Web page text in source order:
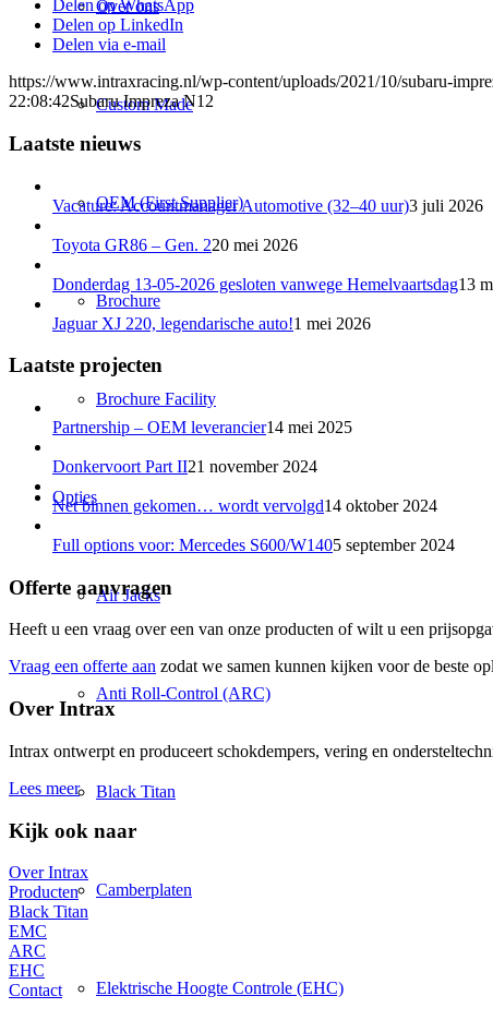
Over ons
Custom Made
OEM (First Supplier)
Brochure
Brochure Facility
Opties
Air Jacks
Anti Roll-Control (ARC)
Black Titan
Camberplaten
Elektrische Hoogte Controle (EHC)
Delen op WhatsApp
Delen op LinkedIn
Delen via e-mail
https://www.intraxracing.nl/wp-content/uploads/2021/10/subaru-
22:08:42Subaru Impreza N12
Laatste nieuws
Vacature: Accountmanager Automotive (32–40 uur)3 juli 2026
Toyota GR86 – Gen. 220 mei 2026
Donderdag 13-05-2026 gesloten vanwege Hemelvaartsdag13
Jaguar XJ 220, legendarische auto!1 mei 2026
Laatste projecten
Partnership – OEM leverancier14 mei 2025
Donkervoort Part II21 november 2024
Net binnen gekomen… wordt vervolgd14 oktober 2024
Full options voor: Mercedes S600/W1405 september 2024
Offerte aanvragen
Heeft u een vraag over een van onze producten of wilt u een
Vraag een offerte aan zodat we samen kunnen kijken voor de beste
Over Intrax
Intrax ontwerpt en produceert schokdempers, vering en
Lees meer
Kijk ook naar
Over Intrax
Producten
Black Titan
EMC
ARC
EHC
Contact